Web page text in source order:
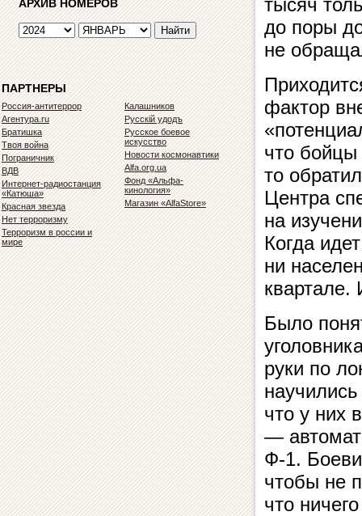
АРХИВ НОМЕРОВ
ПАРТНЕРЫ
Россия-антитеррор
Агентура.ru
Братишка
Твоя война
Пограничник
ВДВ
Интернет-радиостанция
«Катюша»
Красная звезда
Нет терроризму
Терроризм в россии и
мире
Калашников
Русскiй удодъ
Русское боевое
искусство
Новости космонавтики
Alfa.org.ua
Фонд «Альфа-
кинология»
Магазин «AlfaStore»
тысяч
до поры
не
фактор
что бойцы
то
Центра
на
Когда
ни
Было
руки по
что у них
— автомат
Ф-1.
чтобы не
что